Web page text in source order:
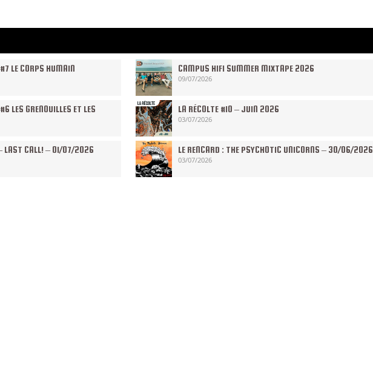
LE CORPS HUMAIN CAMPUS HIFI SUMMER MIXTAPE 2026
09/07/2026
LES GRENOUILLES ET LES
LA RÉCOLTE #10 – JUIN 2026
03/07/2026
LAST CALL! – 01/07/2026 LE RENCARD : THE PSYCHOTIC UNICORNS – 30/06/2026
03/07/2026